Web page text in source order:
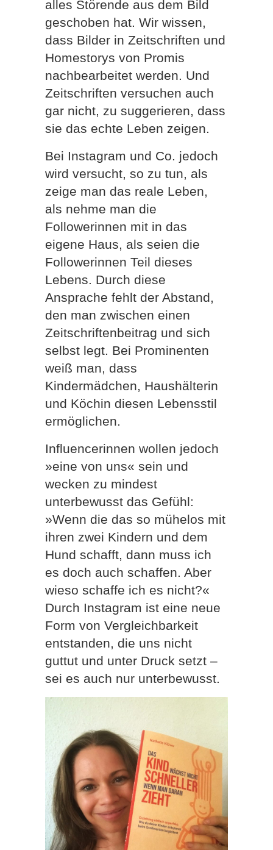
alles Störende aus dem Bild
geschoben hat. Wir wissen,
dass Bilder in Zeitschriften und
Homestorys von Promis
nachbearbeitet werden. Und
Zeitschriften versuchen auch
gar nicht, zu suggerieren, dass
sie das echte Leben zeigen.
Bei Instagram und Co. jedoch
wird versucht, so zu tun, als
zeige man das reale Leben,
als nehme man die
Followerinnen mit in das
eigene Haus, als seien die
Followerinnen Teil dieses
Lebens. Durch diese
Ansprache fehlt der Abstand,
den man zwischen einen
Zeitschriftenbeitrag und sich
selbst legt. Bei Prominenten
weiß man, dass
Kindermädchen, Haushälterin
und Köchin diesen Lebensstil
ermöglichen.
Influencerinnen wollen jedoch
»eine von uns« sein und
wecken zu mindest
unterbewusst das Gefühl:
»Wenn die das so mühelos mit
ihren zwei Kindern und dem
Hund schafft, dann muss ich
es doch auch schaffen. Aber
wieso schaffe ich es nicht?«
Durch Instagram ist eine neue
Form von Vergleichbarkeit
entstanden, die uns nicht
guttut und unter Druck setzt –
sei es auch nur unterbewusst.